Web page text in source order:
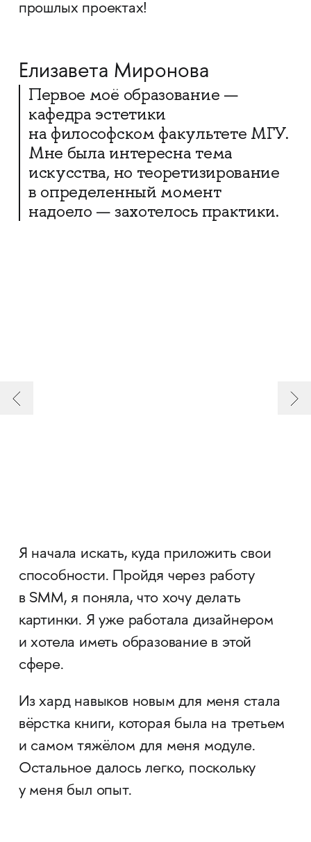
прошлых проектах!
Елизавета Миронова
Первое моё образование —
кафедра эстетики
на философском факультете МГУ.
Мне была интересна тема
искусства, но теоретизирование
в определенный момент
надоело — захотелось практики.
Я начала искать, куда приложить свои
способности. Пройдя через работу
в SMM, я поняла, что хочу делать
картинки. Я уже работала дизайнером
и хотела иметь образование в этой
сфере.
Из хард навыков новым для меня стала
вёрстка книги, которая была на третьем
и самом тяжёлом для меня модуле.
Остальное далось легко, поскольку
у меня был опыт.​​​​​​​